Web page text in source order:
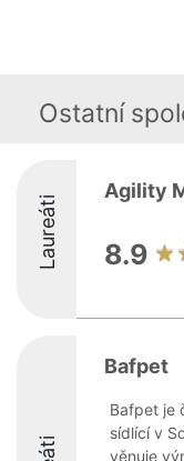
Ostatní
Laureáti
Agility
8.9
Bafpet
Bafpet je
sídlící v
věnuje